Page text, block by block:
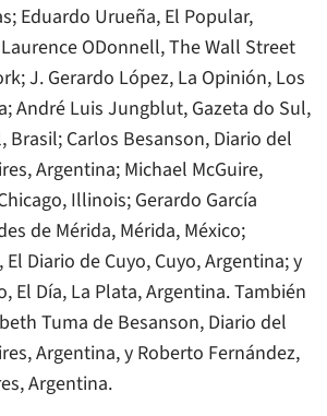
Eduardo Urueña, El Popular,
ODonnell, The Wall Street
J. Gerardo López, La Opinión, Los
André Luis Jungblut, Gazeta do Sul,
Brasil; Carlos Besanson, Diario del
Argentina; Michael McGuire,
Illinois; Gerardo García
de Mérida, Mérida, México;
Diario de Cuyo, Cuyo, Argentina; y
El Día, La Plata, Argentina. También
Tuma de Besanson, Diario del
Argentina, y Roberto Fernández,
Argentina.